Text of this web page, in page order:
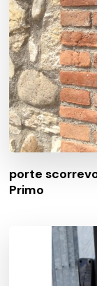
porte
Primo